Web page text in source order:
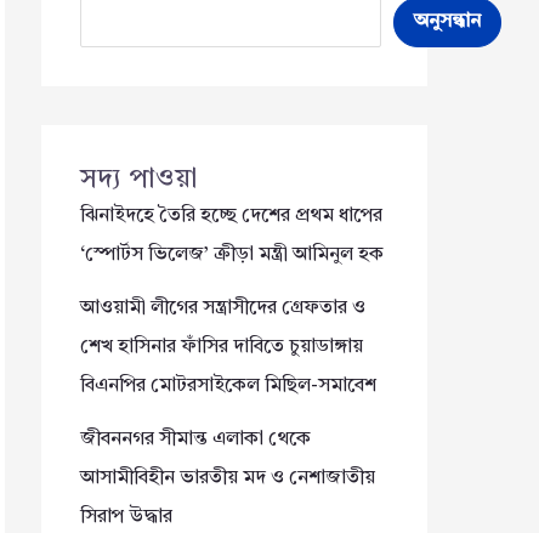
অনুসন্ধান
সদ্য পাওয়া
ঝিনাইদহে তৈরি হচ্ছে দেশের প্রথম ধাপের
‘স্পোর্টস ভিলেজ’ ক্রীড়া মন্ত্রী আমিনুল হক
আওয়ামী লীগের সন্ত্রাসীদের গ্রেফতার ও
শেখ হাসিনার ফাঁসির দাবিতে চুয়াডাঙ্গায়
বিএনপির মোটরসাইকেল মিছিল-সমাবেশ
জীবননগর সীমান্ত এলাকা থেকে
আসামীবিহীন ভারতীয় মদ ও নেশাজাতীয়
সিরাপ উদ্ধার